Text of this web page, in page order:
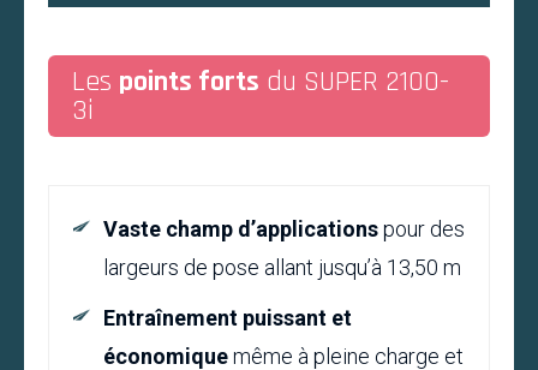
Les points forts du SUPER 2100-
3i
Vaste champ d’applicationspour des
largeurs de pose allant jusqu’à 13,50 m
Entraînement puissant et
économiquemême à pleine charge et